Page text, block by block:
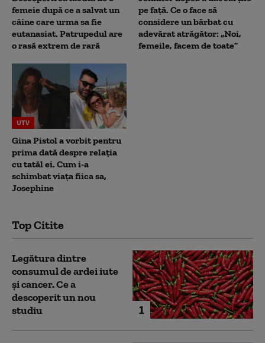
femeie după ce a salvat un
câine care urma sa fie
eutanasiat. Patrupedul are
o rasă extrem de rară
pe față. Ce o face să
considere un bărbat cu
adevărat atrăgător: „Noi,
femeile, facem de toate”
UTV
Gina Pistol a vorbit pentru
prima dată despre relația
cu tatăl ei. Cum i-a
schimbat viața fiica sa,
Josephine
Top Citite
1
Legătura dintre
consumul de ardei iute
și cancer. Ce a
descoperit un nou
studiu